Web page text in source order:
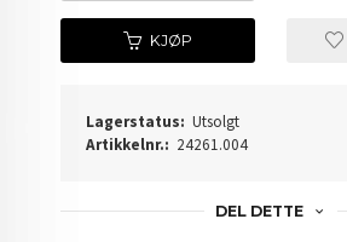
KJØP
Lagerstatus: Utsolgt
Artikkelnr.: 24261.004
DEL DETTE